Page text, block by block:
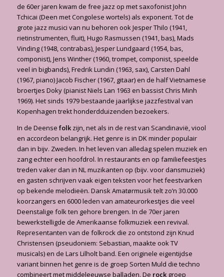
de 60er jaren kwam de free jazz op met saxofonist John
Tchicai (Deen met Congolese wortels) als exponent. Tot de
grote jazz musici van nu behoren ook Jesper Thilo (1941,
rietinstrumenten, fluit), Hugo Rasmussen (1941, bas), Mads
Vinding (1948, contrabas), Jesper Lundgaard (1954, bas,
componist), Jens Winther (1960, trompet, componist, speelde
veel in bigbands), Fredrik Lundin (1963, sax), Carsten Dahl
(1967, piano) Jacob Fischer (1967, gitaar) en de half Vietnamese
broertjes Doky (pianist Niels Lan 1963 en bassist Chris Minh
1969). Het sinds 1979 bestaande jaarlijkse jazzfestival van
Kopenhagen trekt honderdduizenden bezoekers.
In de Deense folkzijn, net als in de rest van Scandinavië, viool
en accordeon belangrijk. Het genre is in DK minder populair
dan in bijv. Zweden. In het leven van alledag spelen muziek en
zang echter een hoofdrol. In restaurants en op familiefeestjes
treden vaker dan in NL muzikanten op (bijv. voor dansmuziek)
en gasten schrijven vaak eigen teksten voor het feestvarken
op bekende melodieën. Dansk Amatørmusik telt zo’n 30.000
koorzangers en 6000 leden van amateurorkestjes die veel
Deenstalige folk ten gehore brengen. In de 70er jaren
bewerkstelligde de Amerikaanse folkmuziek een revival.
Representanten van de folkrock die zo ontstond zijn Knud
Christensen (pseudoniem: Sebastian, maakte ook TV
musicals) en de Lars Lilholt band. Een originele eigentijdse
variant binnen het genre is de groep Sorten Muld die techno
combineert met middeleeuwse balladen. De rock groep